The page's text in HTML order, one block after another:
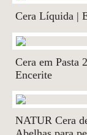
Cera Líquida |
Cera em Pasta
Encerite
NATUR Cera